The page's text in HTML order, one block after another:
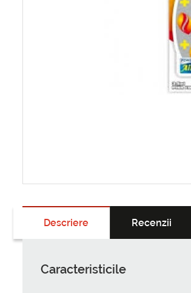
Descriere Recenzii
Caracteristicile